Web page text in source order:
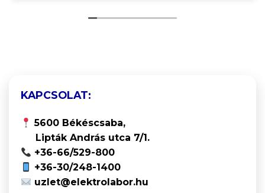
KAPCSOLAT:
5600 Békéscsaba,
Lipták András utca 7/1.
+36-66/529-800
+36-30/248-1400
uzlet@elektrolabor.hu